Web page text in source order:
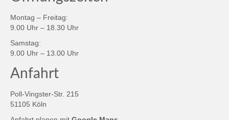
Montag – Freitag:
9.00 Uhr – 18.30 Uhr
Samstag:
9.00 Uhr – 13.00 Uhr
Anfahrt
Poll-Vingster-Str. 215
51105 Köln